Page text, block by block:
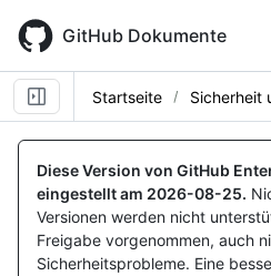
main
content
GitHub Dokumente
Startseite Sicherheit
Diese Version von GitHub
eingestellt am 2026-08-25.
Versionen werden nicht
Freigabe vorgenommen, auch
Sicherheitsprobleme. Eine